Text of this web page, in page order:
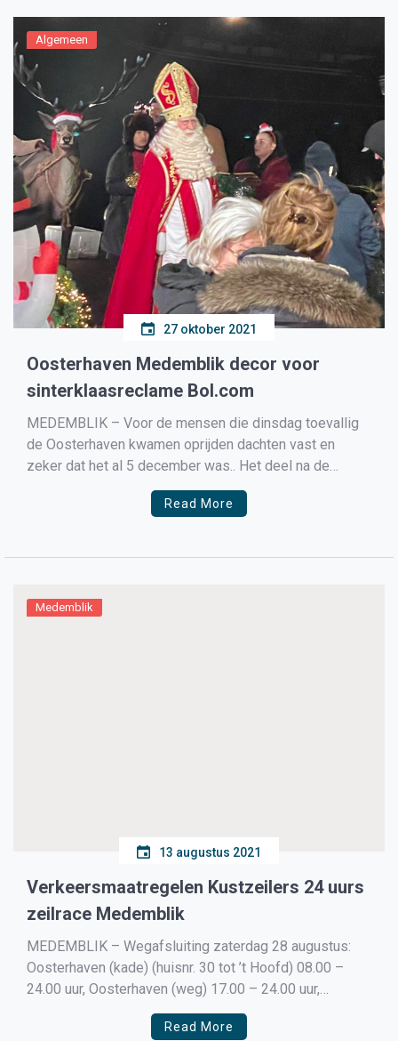
Algemeen
27 oktober 2021
Oosterhaven Medemblik decor voor
sinterklaasreclame Bol.com
MEDEMBLIK – Voor de mensen die dinsdag toevallig
de Oosterhaven kwamen oprijden dachten vast en
zeker dat het al 5 december was.. Het deel na de
visafslag was 1 en al in Sinterklaas stemming.
Versieringen, Pieten, kinderen die sinterklaasliedjes
Read More
Medemblik
13 augustus 2021
Verkeersmaatregelen Kustzeilers 24 uurs
zeilrace Medemblik
MEDEMBLIK – Wegafsluiting zaterdag 28 augustus:
Oosterhaven (kade) (huisnr. 30 tot ’t Hoofd) 08.00 –
24.00 uur, Oosterhaven (weg) 17.00 – 24.00 uur,
Westerhaven (van Ridderstraat tot Kaasmarkt) 18.00 –
24.00 uur, Schoutensteeg/ Kromhoutsteeg 17.00 –
Read More